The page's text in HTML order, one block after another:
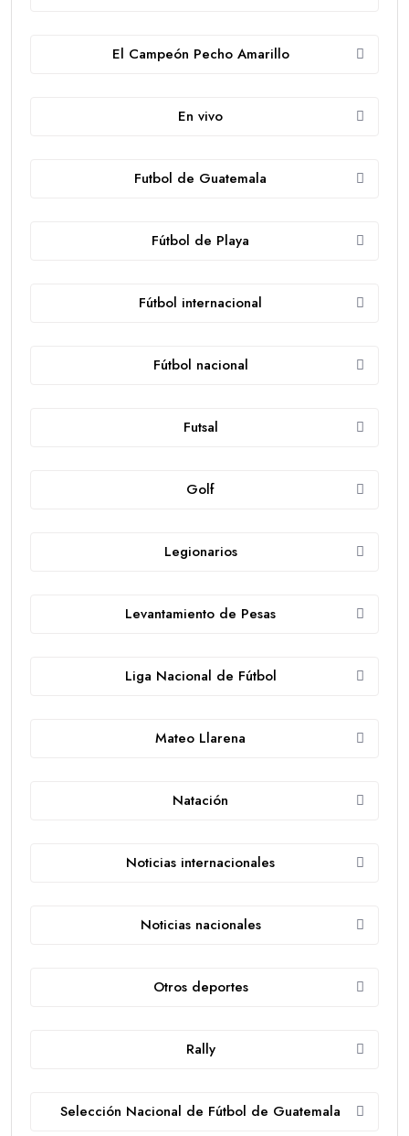
El Campeón Pecho Amarillo
En vivo
Futbol de Guatemala
Fútbol de Playa
Fútbol internacional
Fútbol nacional
Futsal
Golf
Legionarios
Levantamiento de Pesas
Liga Nacional de Fútbol
Mateo Llarena
Natación
Noticias internacionales
Noticias nacionales
Otros deportes
Rally
Selección Nacional de Fútbol de Guatemala